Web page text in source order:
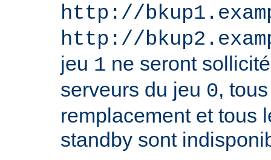
http://
http://
jeu 1 ne seront
serveurs du jeu 0,
remplacement et tous
standby sont